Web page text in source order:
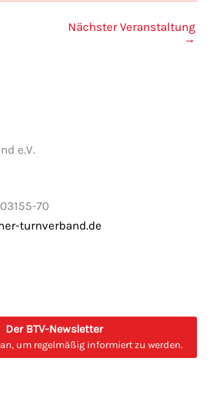
Nächster Veranstaltung
→
e.V.
70
turnverband.de
Der BTV-Newsletter
um regelmäßig informiert zu werden.